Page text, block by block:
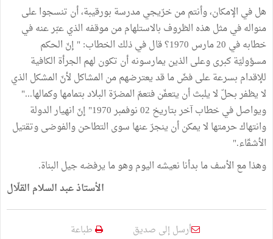
هل في الإمكان، وأنتم من خرّيجي مدرسة بورقيبة، أن تنسجوا على
منواله في مثل هذه الظروف بالاستلهام من موقفه الذي عبّر عنه في
خطابه في 20 مارس 1970؟ قال في ذلك الخطاب: " إنّ الحكم
مسؤوليّة كبرى وعلى الذين يمارسونه أن تكون لهم الجرأة الكافية
للإقدام بسرعة على فضّ ما قد يعترضهم من المشاكل لأنّ المشكل الذي
لا يظفر بحلّ لا يلبث أن يتعفّن فتعمّ المضرّة البلاد بتمامها وكمالها..."
ويواصل في خطاب آخر بتاريخ 02 نوفمبر 1970" إنّ انهيار الدولة
وانتهاك حرمتها لا يمكن أن ينجرّ عنها سوى التطاحن والفوضى وتقتيل
الأشقّاء."
وهذا مع الأسف ما بدأنا نعيشه اليوم وهو ما يرفضه جيل البناة.
الأستاذ عبد السلام القلّال
أرسل إلى صديق طباعة